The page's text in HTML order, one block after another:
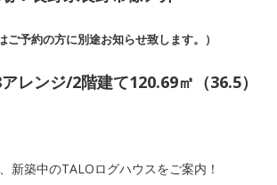
ご予約の方に別途お知らせ致します。）
レンジ/2階建て120.69㎡（36.5）
新築中のTALOログハウスをご案内！